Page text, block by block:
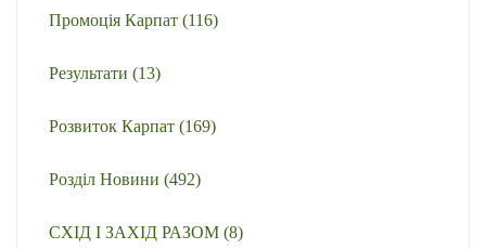
Промоція Карпат (116)
Результати (13)
Розвиток Карпат (169)
Розділ Новини (492)
СХІД І ЗАХІД РАЗОМ (8)